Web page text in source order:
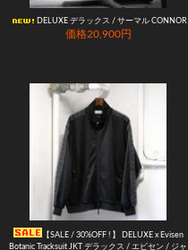
DELUXE デラックス / サーマル CONNOR
価格20,900円
【SALE / 30%OFF ! 】 DELUXE x Evisen
Botanic Tracksuit JKT デラックス / エビセン / ジャ